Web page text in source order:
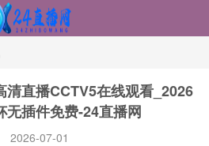
清直播CCTV5在线观看_2026
无插件免费-24直播网
2026-07-01